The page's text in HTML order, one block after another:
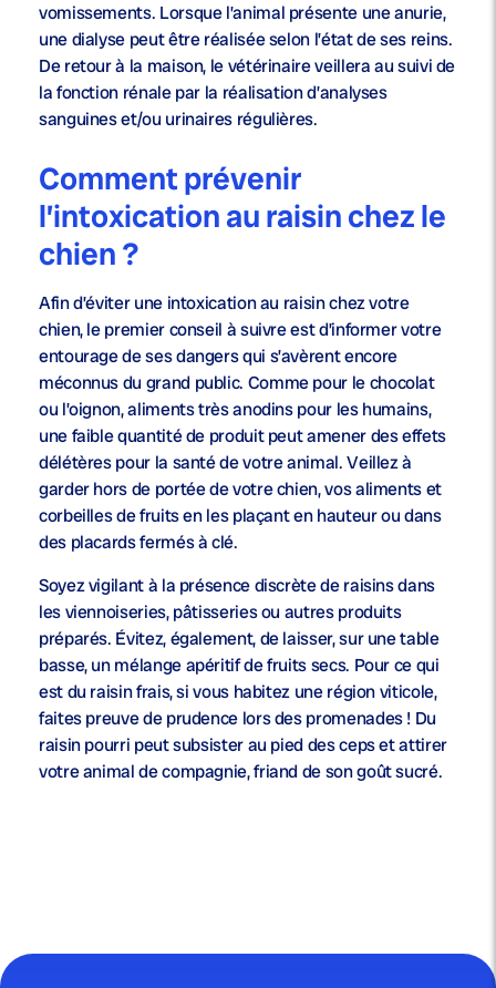
vomissements. Lorsque l’animal présente une anurie,
une dialyse peut être réalisée selon l’état de ses reins.
De retour à la maison, le vétérinaire veillera au suivi de
la fonction rénale par la réalisation d’analyses
sanguines et/ou urinaires régulières.
Comment prévenir
l’intoxication au raisin chez le
chien ?
Afin d’éviter une intoxication au raisin chez votre
chien, le premier conseil à suivre est d’informer votre
entourage de ses dangers qui s’avèrent encore
méconnus du grand public. Comme pour le chocolat
ou l’oignon, aliments très anodins pour les humains,
une faible quantité de produit peut amener des effets
délétères pour la santé de votre animal. Veillez à
garder hors de portée de votre chien, vos aliments et
corbeilles de fruits en les plaçant en hauteur ou dans
des placards fermés à clé.
Soyez vigilant à la présence discrète de raisins dans
les viennoiseries, pâtisseries ou autres produits
préparés. Évitez, également, de laisser, sur une table
basse, un mélange apéritif de fruits secs. Pour ce qui
est du raisin frais, si vous habitez une région viticole,
faites preuve de prudence lors des promenades ! Du
raisin pourri peut subsister au pied des ceps et attirer
votre animal de compagnie, friand de son goût sucré.